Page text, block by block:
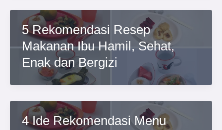
5 Rekomendasi Resep
Makanan Ibu Hamil, Sehat,
Enak dan Bergizi
4 Ide Rekomendasi Menu